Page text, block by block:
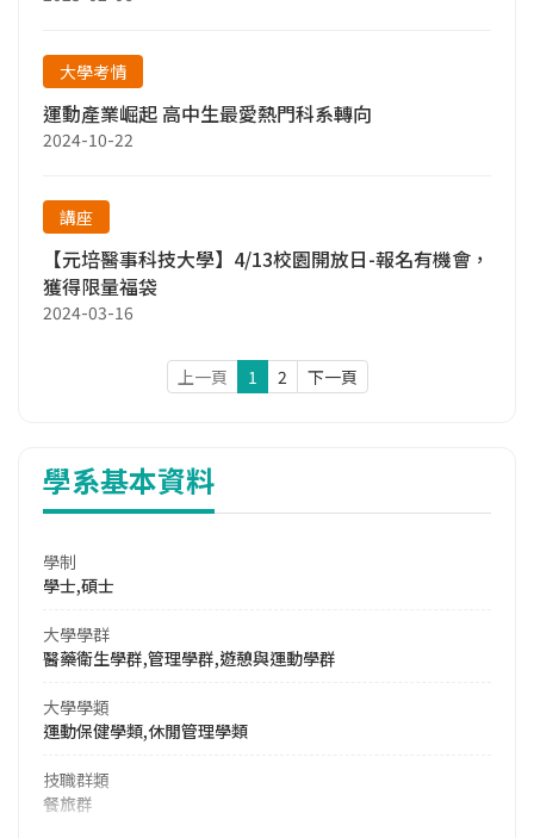
大學考情
運動產業崛起 高中生最愛熱門科系轉向
2024-10-22
講座
【元培醫事科技大學】4/13校園開放日-報名有機會，
獲得限量福袋
2024-03-16
上一頁 1 2 下一頁
學系基本資料
學制
學士,碩士
大學學群
醫藥衛生學群,管理學群,遊憩與運動學群
大學學類
運動保健學類,休閒管理學類
技職群類
餐旅群